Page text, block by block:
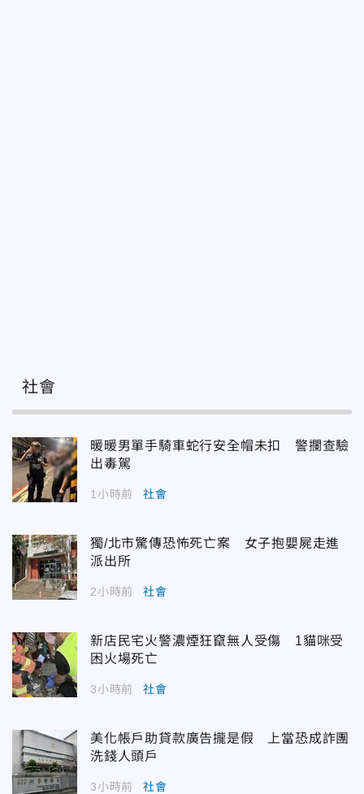
社會
暖暖男單手騎車蛇行安全帽未扣 警攔查驗
出毒駕
1小時前 社會
獨/北市驚傳恐怖死亡案 女子抱嬰屍走進
派出所
2小時前 社會
新店民宅火警濃煙狂竄無人受傷 1貓咪受
困火場死亡
3小時前 社會
美化帳戶助貸款廣告攏是假 上當恐成詐團
洗錢人頭戶
3小時前 社會